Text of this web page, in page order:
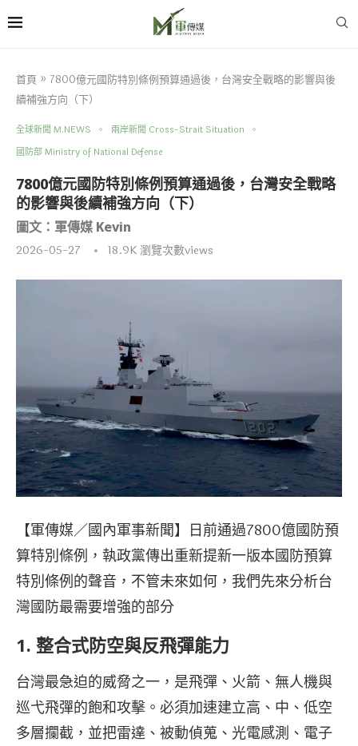
首頁 » 7800億元國防特別條例預算通過後，台灣安全戰略的影響與後
續補強方向（下）
全球新聞 M.NEWS
兩岸新聞 Cross-Strait Situation
國防部 Ministry of National Defense
7800億元國防特別條例預算通過後，台灣安全戰略
的影響與後續補強方向（下）
圖文：軍傳媒 Kevin
2026-05-27 18.9K瀏覽次數views
【軍傳媒／國內軍事新聞】日前通過7800億國防預
算特別條例，執政黨傳出重新提新一版本國防預算
特別條例的聲音，不管未來如何，我們先來分析台
灣國防最需要增強的部分
1. 整合式防空與反飛彈能力
台灣最急迫的威脅之一，是飛彈、火箭、無人機與
巡弋飛彈的飽和攻擊。必須加速建立高、中、低空
多層攔截，並把雷達、被動偵蒐、光電感測、電子